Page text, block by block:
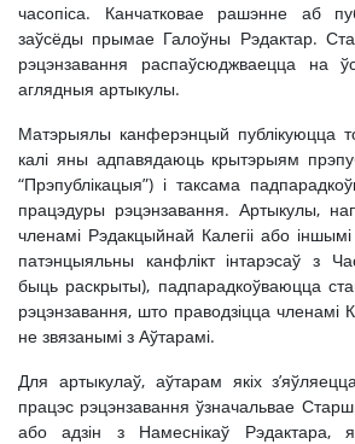
часопіса. Канчатковае рашэнне аб
заўсёды прымае Галоўны Рэдактар.
рэцэнзавання распаўсюджваецца на
аглядныя артыкулы.
Матэрыялы канферэнцый публікуюцца
калі яны адпавядаюць крытэрыям
“Прэпублікацыя”) і таксама
працэдуры рэцэнзавання. Артыкулы,
членамі Рэдакцыйнай Калегіі або
патэнцыяльны канфлікт інтарэсаў з
быць раскрыты), падпарадкоўваюцца
рэцэнзавання, што праводзіцца членамі
не звязанымі з Аўтарамі.
Для артыкулаў, аўтарам якіх
працэс рэцэнзавання ўзначальвае
або адзін з Намеснікаў Рэдактара,